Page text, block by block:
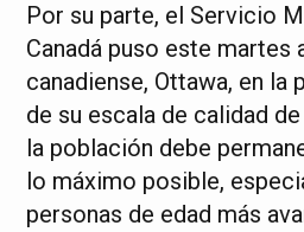
Por su parte, el Servicio
Canadá puso este martes
canadiense, Ottawa, en la
de su escala de calidad
la población debe
lo máximo posible,
personas de edad más